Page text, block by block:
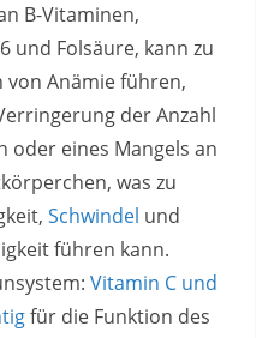
B-Vitaminen,
und Folsäure, kann zu
Anämie führen,
der Anzahl
eines Mangels an
was zu
Schwindel und
führen kann.
Vitamin C und
für die Funktion des